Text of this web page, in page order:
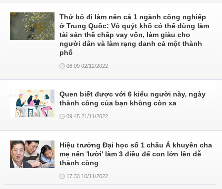
Thứ bỏ đi làm nên cả 1 ngành công nghiệp
ở Trung Quốc: Vỏ quýt khô có thể dùng làm
tài sản thế chấp vay vốn, làm giàu cho
người dân và làm rạng danh cả một thành
phố
08:09 02/12/2022
Quen biết được với 6 kiểu người này, ngày
thành công của bạn không còn xa
09:45 21/11/2022
Hiệu trưởng Đại học số 1 châu Á khuyên cha
mẹ nên 'lười' làm 3 điều để con lớn lên dễ
thành công
17:33 10/11/2022